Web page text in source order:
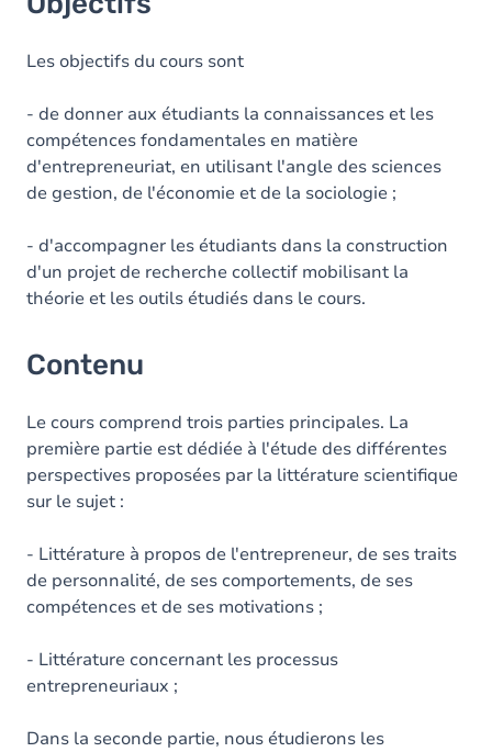
Les objectifs du cours sont
- de donner aux étudiants la connaissances et les
compétences fondamentales en matière
d'entrepreneuriat, en utilisant l'angle des sciences
de gestion, de l'économie et de la sociologie ;
- d'accompagner les étudiants dans la construction
d'un projet de recherche collectif mobilisant la
théorie et les outils étudiés dans le cours.
Contenu
Le cours comprend trois parties principales. La
première partie est dédiée à l'étude des différentes
perspectives proposées par la littérature scientifique
sur le sujet :
- Littérature à propos de l'entrepreneur, de ses traits
de personnalité, de ses comportements, de ses
compétences et de ses motivations ;
- Littérature concernant les processus
entrepreneuriaux ;
Dans la seconde partie, nous étudierons les